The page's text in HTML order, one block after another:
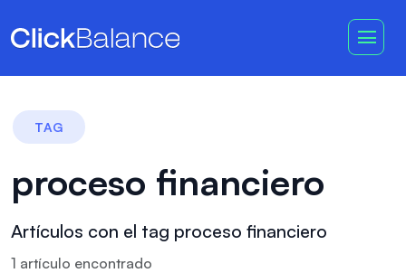
TAG
proceso financiero
Artículos con el tag proceso financiero
1 artículo encontrado